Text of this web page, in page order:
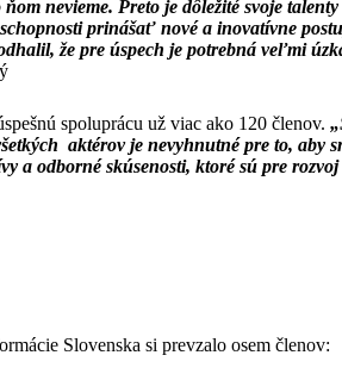
nevieme. Preto je dôležité svoje
prinášať nové a inovatívne
že pre úspech je potrebná veľmi
spoluprácu už viac ako 120 členov.
aktérov je nevyhnutné pre to, aby
a odborné skúsenosti, ktoré sú pre rozvoj
Slovenska si prevzalo osem členov: